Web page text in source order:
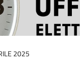
2025